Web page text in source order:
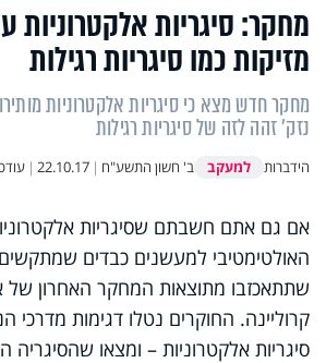
מחקר: סיגריות אלקטרוניות
מזיקות כמו סיגריות רגילות
מחקר חדש מצא כי סיגריות אלקטרוניות
נזק' זהה לזה של סיגריות רגילות
הידברות למעקב ב' חשון התשע"ח |
22.10.17
|
אם גם אתם חשבתם שסיגריות
האולטימטיבי למעשנים כבדים
שתתאכזבו מתוצאות המחקר האחרון של
קרוליינה. החוקרים נטלו דגימות
סיגריות אלקטרוניות – ומצאו שהסיגריה